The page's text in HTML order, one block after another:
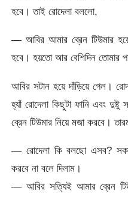
হবে। তাই রোদেলা বললো,
— আবির আমার ব্রেন টিউমার
হবে। হয়তো আর বেশিদিন তোমার
আবির সটান হয়ে দাঁড়িয়ে গেল।
হ্যাঁ রোদেলা কিছুটা ফানি এবং
ব্রেন টিউমার নিয়ে মজা করবে।
— রোদেলা কি বলছো এসব?
করবে না বলে দিলাম।
— আবির সত্যিই আমার ব্রেন